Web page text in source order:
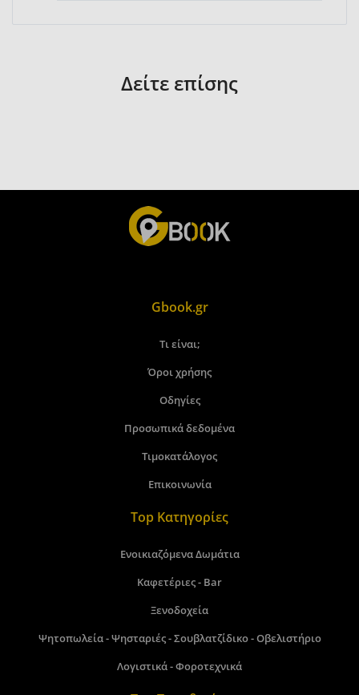
Δείτε επίσης
Gbook.gr
Τι είναι;
Όροι χρήσης
Οδηγίες
Προσωπικά δεδομένα
Τιμοκατάλογος
Επικοινωνία
Top Κατηγορίες
Ενοικιαζόμενα Δωμάτια
Καφετέριες - Bar
Ξενοδοχεία
Ψητοπωλεία - Ψησταριές - Σουβλατζίδικο - Οβελιστήριο
Λογιστικά - Φοροτεχνικά